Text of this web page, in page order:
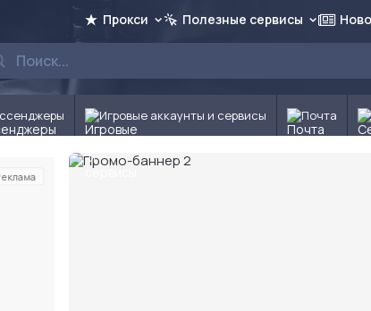
Прокси Полезные сервисы
Игровые аккаунты и сервисы Почта